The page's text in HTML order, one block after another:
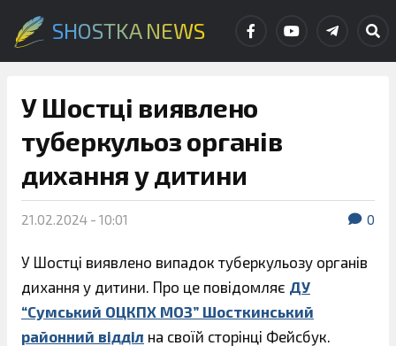
SHOSTKA NEWS
У Шостці виявлено
туберкульоз органів
дихання у дитини
21.02.2024 - 10:01 0
У Шостці виявлено випадок туберкульозу органів
дихання у дитини. Про це повідомляє ДУ
“Сумський ОЦКПХ МОЗ” Шосткинський
районний відділ на своїй сторінці Фейсбук.